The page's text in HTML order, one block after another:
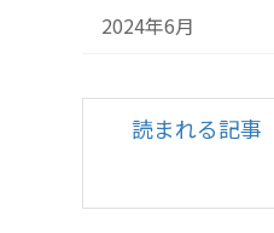
2024年6月
読まれる記事